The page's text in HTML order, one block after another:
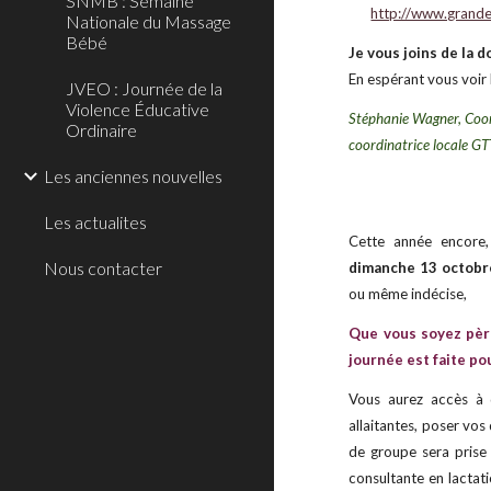
Nationale du Massage
Bébé
JVEO : Journée de la
Violence Éducative
Ordinaire
Les anciennes nouvelles
Les actualites
Nous contacter
http://
Je vous joins de la
En espérant vous
Stéphanie Wagner,C
coordinatrice locale
Cette année
dimanche 13
ou même indécise,
Que vous soyez
journée est faite
Vous aurez accès
allaitantes, poser vos
de groupe sera
consultante en